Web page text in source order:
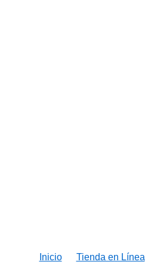
Inicio Tienda en Línea